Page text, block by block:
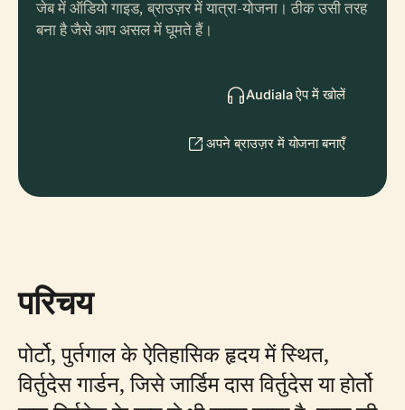
जेब में ऑडियो गाइड, ब्राउज़र में यात्रा-योजना। ठीक उसी तरह
बना है जैसे आप असल में घूमते हैं।
Audiala ऐप में खोलें
अपने ब्राउज़र में योजना बनाएँ
परिचय
पोर्टो, पुर्तगाल के ऐतिहासिक हृदय में स्थित,
विर्तुदेस गार्डन, जिसे जार्डिम दास विर्तुदेस या होर्तो